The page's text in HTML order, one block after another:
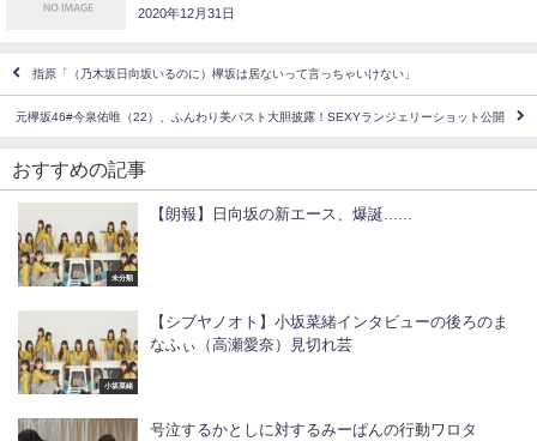
2020年12月31日
指原「（乃木坂日向坂いるのに）欅坂は居ないって言っちゃいけない」
元欅坂46#今泉佑唯（22）、ふんわり美バスト大胆披露！SEXYランジェリーショット公開
おすすめの記事
未分類
【朗報】日向坂の新エース、爆誕......
小坂菜緒
【シブヤノオト】小坂菜緒インタビューの後ろのま
なふぃ（高瀬愛奈）見切れ芸
号泣するかとしに対するみーぱんの行動ワロタ